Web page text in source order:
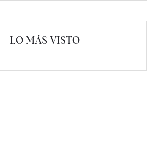
LO MÁS VISTO